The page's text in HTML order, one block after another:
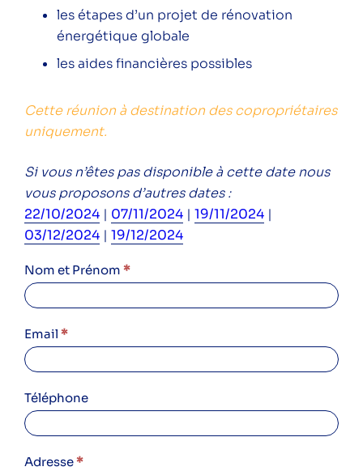
InstagramLinkedInFacebook
YouTubeSpotify
L'acteur local de la transition
Espace particuliers
Espace professionnels
les étapes d’un projet de rénovation
énergétique globale
les aides financières possibles
Cette réunion à destination des copropriétaires
uniquement.
Si vous n’êtes pas disponible à cette date nous
vous proposons d’autres dates :
22/10/2024 | 07/11/2024 | 19/11/2024 |
03/12/2024 | 19/12/2024
10/10/2024
à
17h45
–
Inscription
réunion
info
réno
copro
Nom et Prénom *
Email *
Téléphone
Adresse*